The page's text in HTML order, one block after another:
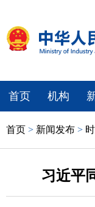
首页 机构
首页 > 新闻发布 >
习近平